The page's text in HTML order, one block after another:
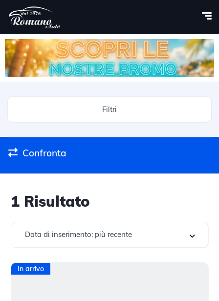
Filtri
Confronta
1Risultato
Data di inserimento: più recente
In arrivo